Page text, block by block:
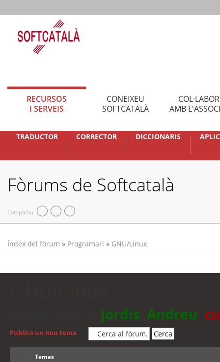
RECURSOS
I SERVEIS
CONEIXEU
SOFTCATALÀ
AMB
TRADUCTOR CORRECTOR DICCIONARIS
Fòrums de Softcatalà
Compartiu
Índex del fòrum » Programari » GNU/Linux
jordis Andreu
Publica un nou tema
Temes